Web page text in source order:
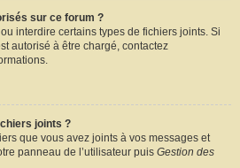
sur ce forum ?
interdire certains types de fichiers joints. Si
autorisé à être chargé, contactez
joints ?
que vous avez joints à vos messages et
panneau de l’utilisateur puis Gestion des